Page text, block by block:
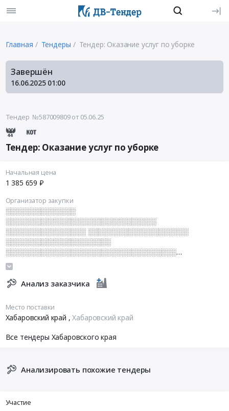
Главная Тендеры Тендер: Оказание услуг по уборке
Завершён
16.06.2025 01:00
Тендер №587009809от 05.06.25
Тендер: Оказание услуг по уборке
Начальная цена
1 385 659 ₽
Организатор закупки
░░░░░░░░░░░░░░
░░░░░░░░░░░░░░░░░░░░░░░░░░░░░░
░░░░░░░░░░░░░░░░ ░░░░░░░░░░░░░░░░░░░░
░░░░░░░░░░░░░░░░░░░░░
░░░░░░░░░░░░░░░░░░░░░░░░░░░░░░░░░░
░░░░░░░░░░░░░░░░ ░░░░░░░░░░░░░░░░░░░░░░░░░░
░░░░░░░░░░░░░░░░░░░░░░░░ ░░░░░░░░░
Анализ заказчика
Место поставки
Хабаровский край ,Хабаровский край
Все тендеры Хабаровского края
Анализировать похожие тендеры
Участие